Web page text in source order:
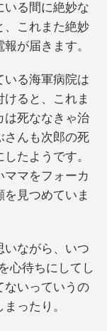
いる間に絶妙な
、これまた絶妙
が届きます。
る海軍病院は
ると、これま
は死ななきゃ治
さんも次郎の死
たようです。
ママをフォーカ
見つめていま
ながら、いつ
心待ちにしてし
ないっていうの
ったり。